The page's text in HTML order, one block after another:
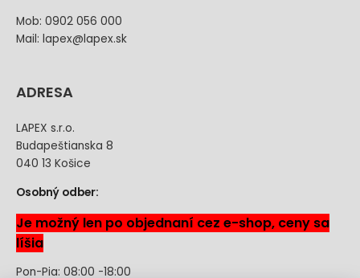
Mob: 0902 056 000
Mail: lapex@lapex.sk
ADRESA
LAPEX s.r.o.
Budapeštianska 8
040 13 Košice
Osobný odber:
Je možný len po objednaní cez e-shop, ceny sa
líšia
Pon-Pia: 08:00 -18:00